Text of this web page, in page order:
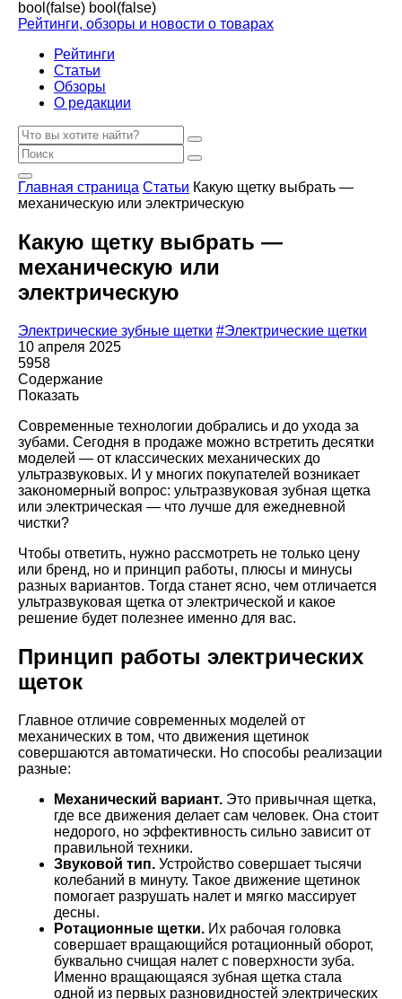
bool(false) bool(false)
Рейтинги, обзоры и новости о товарах
Рейтинги
Статьи
Обзоры
О редакции
Главная страница Статьи Какую щетку выбрать —
механическую или электрическую
Какую щетку выбрать —
механическую или
электрическую
Электрические зубные щетки #Электрические щетки
10 апреля 2025
5958
Содержание
Показать
Современные технологии добрались и до ухода за
зубами. Сегодня в продаже можно встретить десятки
моделей — от классических механических до
ультразвуковых. И у многих покупателей возникает
закономерный вопрос: ультразвуковая зубная щетка
или электрическая — что лучше для ежедневной
чистки?
Чтобы ответить, нужно рассмотреть не только цену
или бренд, но и принцип работы, плюсы и минусы
разных вариантов. Тогда станет ясно, чем отличается
ультразвуковая щетка от электрической и какое
решение будет полезнее именно для вас.
Принцип работы электрических
щеток
Главное отличие современных моделей от
механических в том, что движения щетинок
совершаются автоматически. Но способы реализации
разные:
Механический вариант. Это привычная щетка,
где все движения делает сам человек. Она стоит
недорого, но эффективность сильно зависит от
правильной техники.
Звуковой тип. Устройство совершает тысячи
колебаний в минуту. Такое движение щетинок
помогает разрушать налет и мягко массирует
десны.
Ротационные щетки. Их рабочая головка
совершает вращающийся ротационный оборот,
буквально счищая налет с поверхности зуба.
Именно вращающаяся зубная щетка стала
одной из первых разновидностей электрических